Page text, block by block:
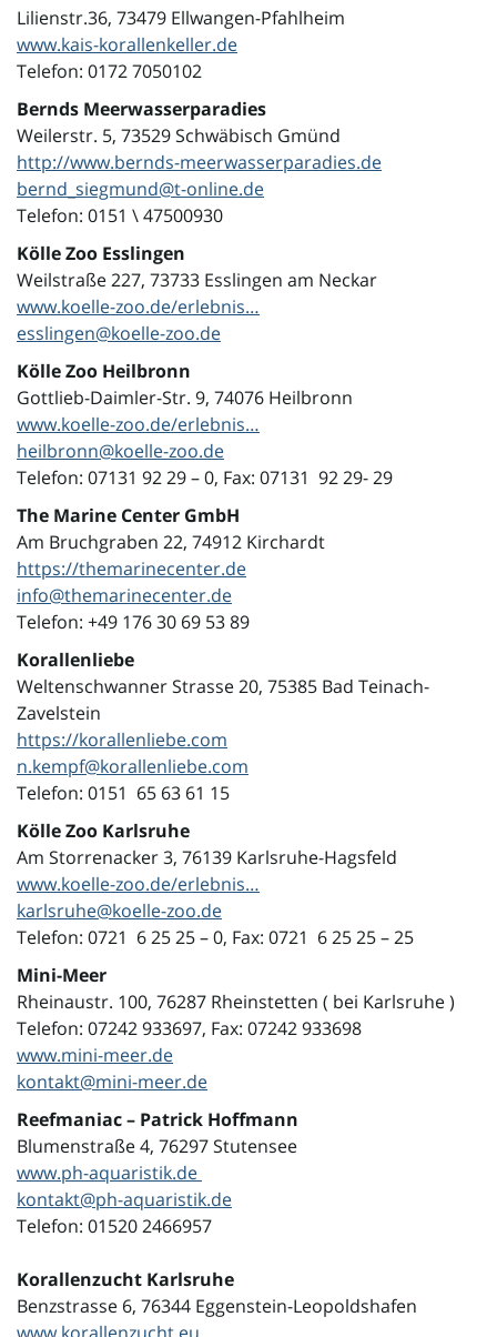
Lilienstr.36, 73479 Ellwangen-Pfahlheim
www.kais-korallenkeller.de
Telefon: 0172 7050102
Bernds Meerwasserparadies
Weilerstr. 5, 73529 Schwäbisch Gmünd
http://www.bernds-meerwasserparadies.de
bernd_siegmund@t-online.de
Telefon: 0151 \ 47500930
Kölle Zoo Esslingen
Weilstraße 227, 73733 Esslingen am Neckar
www.koelle-zoo.de/erlebnis…
esslingen@koelle-zoo.de
Kölle Zoo Heilbronn
Gottlieb-Daimler-Str. 9, 74076 Heilbronn
www.koelle-zoo.de/erlebnis…
heilbronn@koelle-zoo.de
Telefon: 07131 92 29 – 0, Fax: 07131 92 29- 29
The Marine Center GmbH
Am Bruchgraben 22, 74912 Kirchardt
https://themarinecenter.de
info@themarinecenter.de
Telefon: +49 176 30 69 53 89
Korallenliebe
Weltenschwanner Strasse 20, 75385 Bad Teinach-
Zavelstein
https://korallenliebe.com
n.kempf@korallenliebe.com
Telefon: 0151 65 63 61 15
Kölle Zoo Karlsruhe
Am Storrenacker 3, 76139 Karlsruhe-Hagsfeld
www.koelle-zoo.de/erlebnis…
karlsruhe@koelle-zoo.de
Telefon: 0721 6 25 25 – 0, Fax: 0721 6 25 25 – 25
Mini-Meer
Rheinaustr. 100, 76287 Rheinstetten ( bei Karlsruhe )
Telefon: 07242 933697, Fax: 07242 933698
www.mini-meer.de
kontakt@mini-meer.de
Reefmaniac – Patrick Hoffmann
Blumenstraße 4, 76297 Stutensee
www.ph-aquaristik.de
kontakt@ph-aquaristik.de
Telefon: 01520 2466957
Korallenzucht Karlsruhe
Benzstrasse 6, 76344 Eggenstein-Leopoldshafen